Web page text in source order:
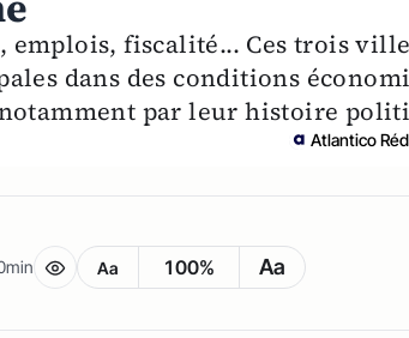
emplois, fiscalité... Ces trois
dans des conditions
par leur histoire
Atlantico
Aa 100% Aa